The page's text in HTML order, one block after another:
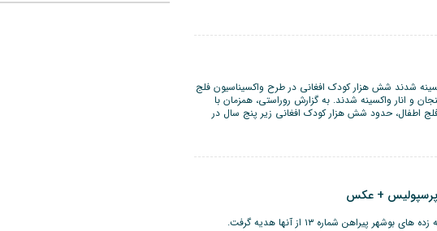
شدند شش هزار کودک افغانی در طرح واکسیناسیون فلج
و انار واکسینه شدند. به گزارش روراستی، ‌همزمان با
اطفال‌، حدود شش هزار کودک افغانی زیر پنج سال در
پرسپولیس + عکس
پیراهن شماره ۱۳ از آنها هدیه گرفت.